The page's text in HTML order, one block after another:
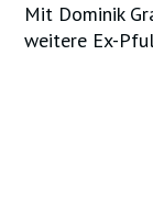
Mit Dominik
weitere Ex-